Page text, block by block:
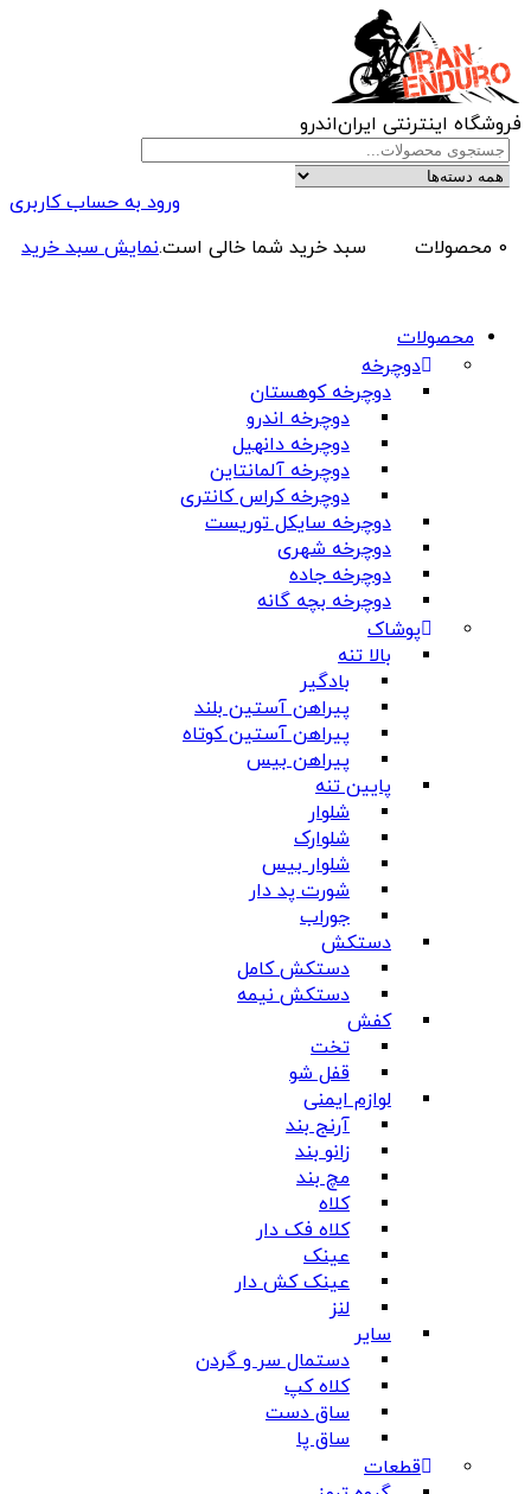
فروشگاه اینترنتی ایران‌اندرو
ورود به حساب کاربری
0 محصولات
نمایش سبد خریدسبد خرید شما خالی است.
محصولات
دوچرخه
دوچرخه کوهستان
دوچرخه اندرو
دوچرخه دانهیل
دوچرخه آلمانتاین
دوچرخه کراس کانتری
دوچرخه سایکل توریست
دوچرخه شهری
دوچرخه جاده
دوچرخه بچه گانه
پوشاک
بالا تنه
بادگیر
پیراهن آستین بلند
پیراهن آستین کوتاه
پیراهن بیس
پایین تنه
شلوار
شلوارک
شلوار بیس
شورت پد دار
جوراب
دستکش
دستکش کامل
دستکش نیمه
کفش
تخت
قفل شو
لوازم ایمنی
آرنج بند
زانو بند
مچ بند
کلاه
کلاه فک دار
عینک
عینک کش دار
لنز
سایر
دستمال سر و گردن
کلاه کپ
ساق دست
ساق پا
قطعات